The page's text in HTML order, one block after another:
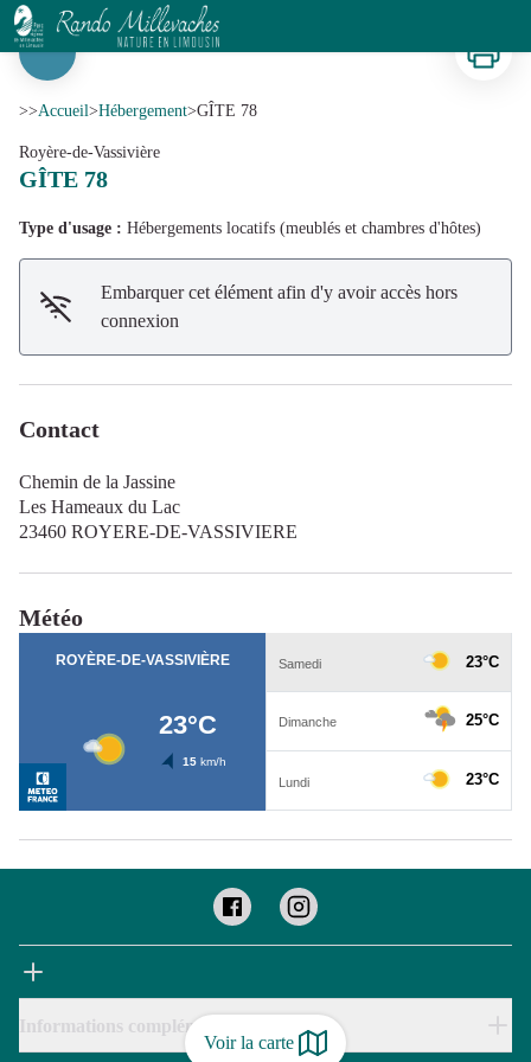
GÎTE 78
Voir la carte
>>Accueil>Hébergement>GÎTE 78
Royère-de-Vassivière
GÎTE 78
Type d'usage : Hébergements locatifs (meublés et chambres d'hôtes)
Embarquer cet élément afin d'y avoir accès hors
connexion
Contact
Chemin de la Jassine
Les Hameaux du Lac
23460 ROYERE-DE-VASSIVIERE
Météo
Informations complémentaires